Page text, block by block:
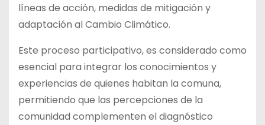
líneas de acción, medidas de mitigación y
adaptación al Cambio Climático.
Este proceso participativo, es considerado como
esencial para integrar los conocimientos y
experiencias de quienes habitan la comuna,
permitiendo que las percepciones de la
comunidad complementen el diagnóstico